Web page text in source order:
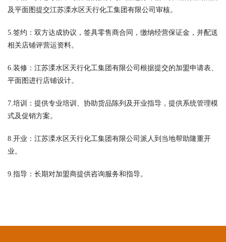
及平面图提交江苏溧水区天行化工集团有限公司审核。
5.签约：双方达成协议，签具零售商合同，缴纳经营保证金，并配送
相关店铺评营运资料。
6.装修：江苏溧水区天行化工集团有限公司根据提交的加盟申请表、
平面图进行店铺设计。
7.培训：提供专业培训、协助货品陈列及开业指导，提供系统管理模
式及促销方案。
8.开业：江苏溧水区天行化工集团有限公司派人到当地帮助隆重开
业。
9.指导：长期对加盟商提供咨询服务和指导。